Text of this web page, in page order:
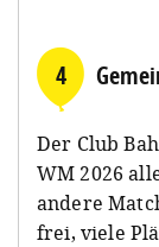
4
Der Club
WM 2026
andere
frei, viele